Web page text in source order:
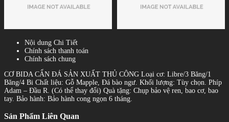
Nội dung Chi Tiết
Chính sách thanh toán
Chính sách chung
CƠ BIDA CẨN ĐÁ SẢN XUẤT THỦ CÔNG Loại cơ: Libre/3 Băng/1
Băng/4 Bi Chất liệu: Gỗ Mapple, Đá bào ngư. Khối lượng: Tùy chọn. Phíp
Adam – Đầu R. (Có thể thay đổi) Quà tặng: Chụp bảo vệ ren, bao cơ, bao
tay. Bảo hành: Bảo hành cong ngọn 6 tháng.
Sản Phẩm Liên Quan